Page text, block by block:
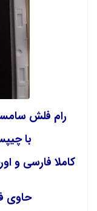
رام فلش
با
کاملا فارسی و
حاوی